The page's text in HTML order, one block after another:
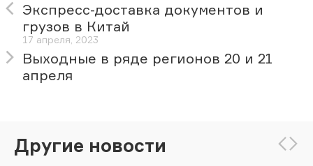
Экспресс-доставка документов и
грузов в Китай
17 апреля, 2023
Выходные в ряде регионов 20 и 21
апреля
Другие новости